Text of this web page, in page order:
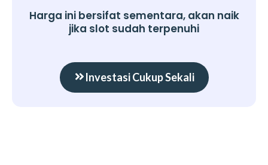
Harga ini bersifat sementara, akan naik
jika slot sudah terpenuhi
Investasi Cukup Sekali